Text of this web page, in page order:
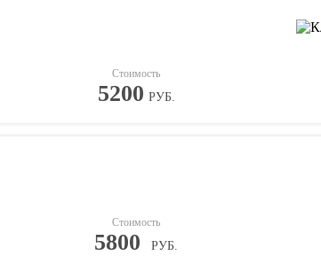
Стоимость
5200 РУБ.
Стоимость
5800 РУБ.